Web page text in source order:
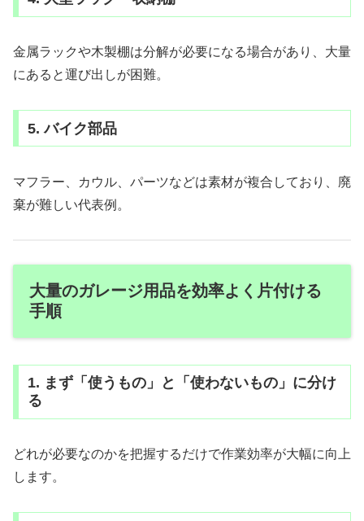
金属ラックや木製棚は分解が必要になる場合があり、大量
にあると運び出しが困難。
5. バイク部品
マフラー、カウル、パーツなどは素材が複合しており、廃
棄が難しい代表例。
大量のガレージ用品を効率よく片付ける
手順
1. まず「使うもの」と「使わないもの」に分け
る
どれが必要なのかを把握するだけで作業効率が大幅に向上
します。